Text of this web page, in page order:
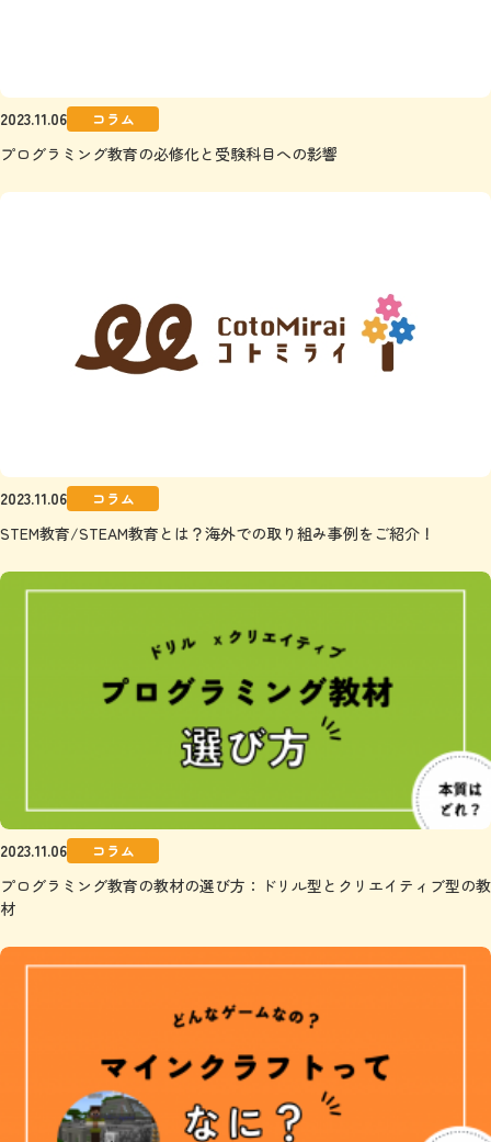
2023.11.06 コラム
プログラミング教育の必修化と受験科目への影響
2023.11.06 コラム
STEM教育/STEAM教育とは？海外での取り組み事例をご紹介！
2023.11.06 コラム
プログラミング教育の教材の選び方：ドリル型とクリエイティブ型の教
材